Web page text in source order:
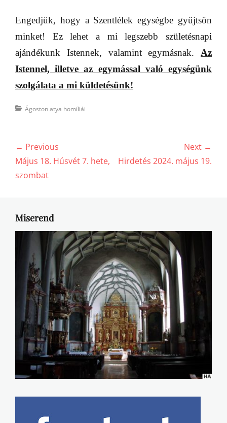
Engedjük, hogy a Szentlélek egységbe gyűjtsön
minket! Ez lehet a mi legszebb születésnapi
ajándékunk Istennek, valamint egymásnak. Az
Istennel, illetve az egymással való egységünk
szolgálata a mi küldetésünk!
Categories
Ágoston atya homíliái
Bejegyzés
navigáció
← Previous
Previous
post:
Május 18. Húsvét 7. hete,
szombat
Next →
Next
Hirdetés 2024. május 19.
Miserend